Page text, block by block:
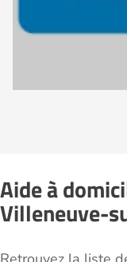
Aide à
Villeneuve-